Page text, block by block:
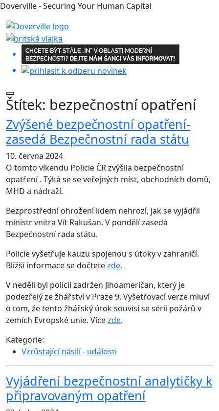
Doverville - Securing Your Human Capital
Štítek: bezpečnostní opatření
Zvýšené bezpečnostní opatření-
zasedá Bezpečnostní rada státu
10. června 2024
O tomto víkendu Policie ČR zvýšila bezpečnostní
opatření . Týká se se veřejných míst, obchodních domů,
MHD a nádraží.
Bezprostřední ohrožení lidem nehrozí, jak se vyjádřil
ministr vnitra Vít Rakušan. V pondělí zasedá
Bezpečnostní rada státu.
Policie vyšetřuje kauzu spojenou s útoky v zahraničí.
Bližší informace se dočtetezde.
V neděli byl policii zadržen Jihoameričan, který je
podezřelý ze žhářství v Praze 9. Vyšetřovací verze mluví
o tom, že tento žhářský útok souvisí se sérii požárů v
zemích Evropské unie. Vícezde.
Kategorie:
Vzrůstající násilí - události
Vyjádření bezpečnostní analytičky k
připravovaným opatření